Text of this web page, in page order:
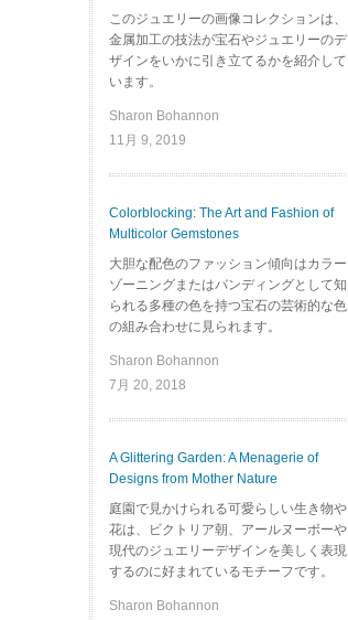
このジュエリーの画像コレクションは、
金属加工の技法が宝石やジュエリーのデ
ザインをいかに引き立てるかを紹介して
います。
Sharon Bohannon
11月 9, 2019
Colorblocking: The Art and Fashion of
Multicolor Gemstones
大胆な配色のファッション傾向はカラー
ゾーニングまたはバンディングとして知
られる多種の色を持つ宝石の芸術的な色
の組み合わせに見られます。
Sharon Bohannon
7月 20, 2018
A Glittering Garden: A Menagerie of
Designs from Mother Nature
庭園で見かけられる可愛らしい生き物や
花は、ビクトリア朝、アールヌーボーや
現代のジュエリーデザインを美しく表現
するのに好まれているモチーフです。
Sharon Bohannon